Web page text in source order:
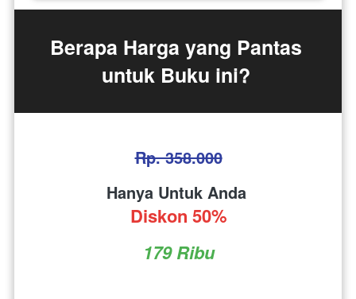
Berapa Harga yang Pantas
untuk Buku ini?
Rp. 358.000
Hanya Untuk Anda
Diskon 50%
179 Ribu